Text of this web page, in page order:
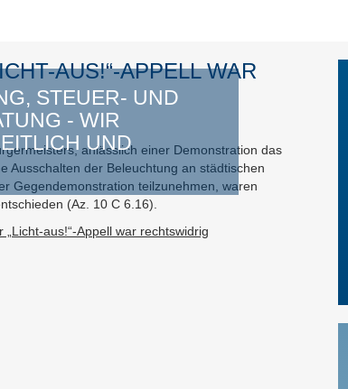
STEUER- UND
- WIR
UND
AUS!“-APPELL WAR
anlässlich einer Demonstration das
Ausschalten der Beleuchtung an städtischen
Gegendemonstration teilzunehmen, waren
(Az. 10 C 6.16).
„Licht-aus!“-Appell war rechtswidrig